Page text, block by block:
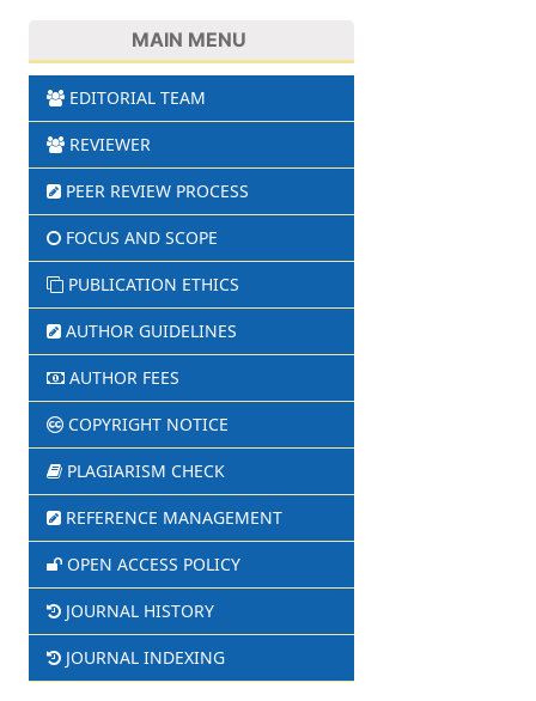
MAIN MENU
EDITORIAL TEAM
REVIEWER
PEER REVIEW PROCESS
FOCUS AND SCOPE
PUBLICATION ETHICS
AUTHOR GUIDELINES
AUTHOR FEES
COPYRIGHT NOTICE
PLAGIARISM CHECK
REFERENCE MANAGEMENT
OPEN ACCESS POLICY
JOURNAL HISTORY
JOURNAL INDEXING